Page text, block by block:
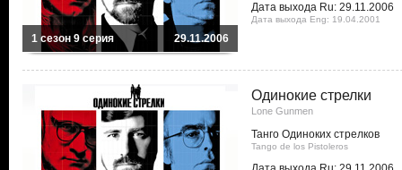
1 сезон 9 серия 29.11.2006
Дата выхода Ru: 29.11.2006
Дата выхода Eng: 19.04.2001
Одинокие стрелки
Lone Gunmen
Танго Одиноких стрелков
Tango de los Pistoleros